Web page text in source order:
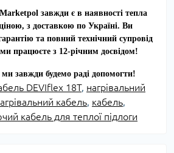
завжди є в наявності тепла
з доставкою по Україні. Ви
та повний технічний супровід
працюєте з 12-річним досвідом!
ми завжди будемо раді допомогти!
DEVIflex 18Т, нагрівальний
кабель кабель
кабель для теплої підлоги